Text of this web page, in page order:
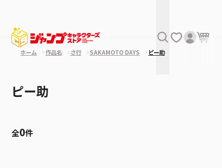
ホーム 作品名 さ行 SAKAMOTO DAYS ピー助
ピー助
全0件